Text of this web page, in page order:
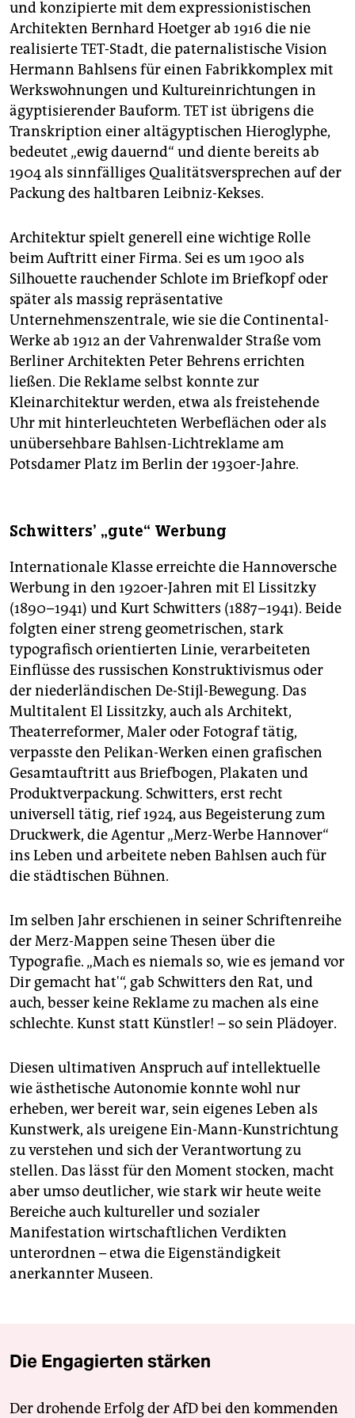
und konzipierte mit dem expressionistischen
Architekten Bernhard Hoetger ab 1916 die nie
realisierte TET-Stadt, die paternalistische Vision
Hermann Bahlsens für einen Fabrikkomplex mit
Werkswohnungen und Kultureinrichtungen in
ägyptisierender Bauform. TET ist übrigens die
Transkription einer altägyptischen Hieroglyphe,
bedeutet „ewig dauernd“ und diente bereits ab
1904 als sinnfälliges Qualitätsversprechen auf der
Packung des haltbaren Leibniz-Kekses.
Architektur spielt generell eine wichtige Rolle
beim Auftritt einer Firma. Sei es um 1900 als
Silhouette rauchender Schlote im Briefkopf oder
später als massig repräsentative
Unternehmenszentrale, wie sie die Continental-
Werke ab 1912 an der Vahrenwalder Straße vom
Berliner Architekten Peter Behrens errichten
ließen. Die Reklame selbst konnte zur
Kleinarchitektur werden, etwa als freistehende
Uhr mit hinterleuchteten Werbeflächen oder als
unübersehbare Bahlsen-Lichtreklame am
Potsdamer Platz im Berlin der 1930er-Jahre.
Schwitters’ „gute“ Werbung
Internationale Klasse erreichte die Hannoversche
Werbung in den 1920er-Jahren mit El Lissitzky
(1890–1941) und Kurt Schwitters (1887–1941). Beide
folgten einer streng geometrischen, stark
typografisch orientierten Linie, verarbeiteten
Einflüsse des russischen Konstruktivismus oder
der niederländischen De-Stijl-Bewegung. Das
Multitalent El Lissitzky, auch als Architekt,
Theaterreformer, Maler oder Fotograf tätig,
verpasste den Pelikan-Werken einen grafischen
Gesamtauftritt aus Briefbogen, Plakaten und
Produktverpackung. Schwitters, erst recht
universell tätig, rief 1924, aus Begeisterung zum
Druckwerk, die Agentur „Merz-Werbe Hannover“
ins Leben und arbeitete neben Bahlsen auch für
die städtischen Bühnen.
Im selben Jahr erschienen in seiner Schriftenreihe
der Merz-Mappen seine Thesen über die
Typografie. „Mach es niemals so, wie es jemand vor
Dir gemacht hat'“, gab Schwitters den Rat, und
auch, besser keine Reklame zu machen als eine
schlechte. Kunst statt Künstler! – so sein Plädoyer.
Diesen ultimativen Anspruch auf intellektuelle
wie ästhetische Autonomie konnte wohl nur
erheben, wer bereit war, sein eigenes Leben als
Kunstwerk, als ureigene Ein-Mann-Kunstrichtung
zu verstehen und sich der Verantwortung zu
stellen. Das lässt für den Moment stocken, macht
aber umso deutlicher, wie stark wir heute weite
Bereiche auch kultureller und sozialer
Manifestation wirtschaftlichen Verdikten
unterordnen – etwa die Eigenständigkeit
anerkannter Museen.
Die Engagierten stärken
Der drohende Erfolg der AfD bei den kommenden